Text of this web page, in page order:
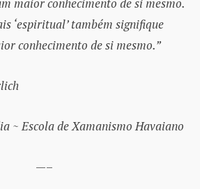
‘espiritual’ também signifique
conhecimento de si mesmo.”
~ Escola de Xamanismo Havaiano
—–